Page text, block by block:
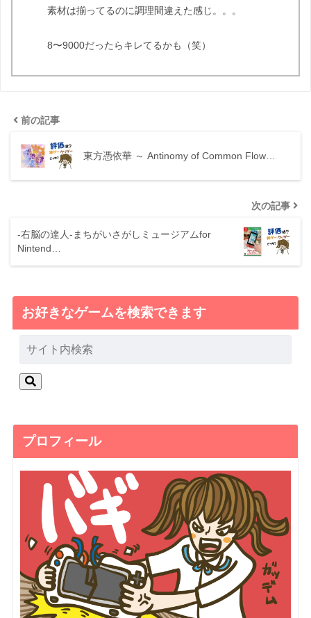
素材は揃ってるのに調理間違えた感じ。。。
8〜9000だったらキレてるかも（笑）
前の記事
東方憑依華 ～ Antinomy of Common Flow…
次の記事
-右脳の達人-まちがいさがしミュージアムfor
Nintend…
お好きなゲームを検索できます
プロフィール